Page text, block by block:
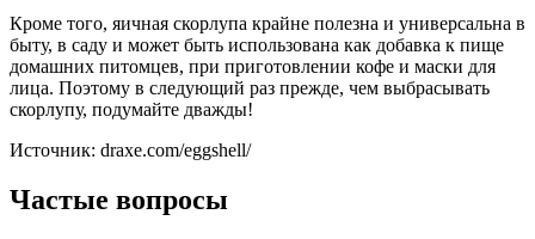
Кроме того, яичная скорлупа крайне полезна и универсальна в
быту, в саду и может быть использована как добавка к пище
домашних питомцев, при приготовлении кофе и маски для
лица. Поэтому в следующий раз прежде, чем выбрасывать
скорлупу, подумайте дважды!
Источник: draxe.com/eggshell/
Частые вопросы